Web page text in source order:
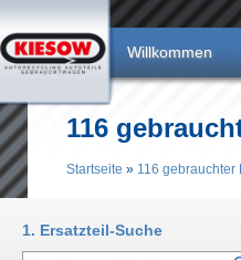
Willkommen
116
Startseite » 116 gebrauchter
1. Ersatzteil-Suche